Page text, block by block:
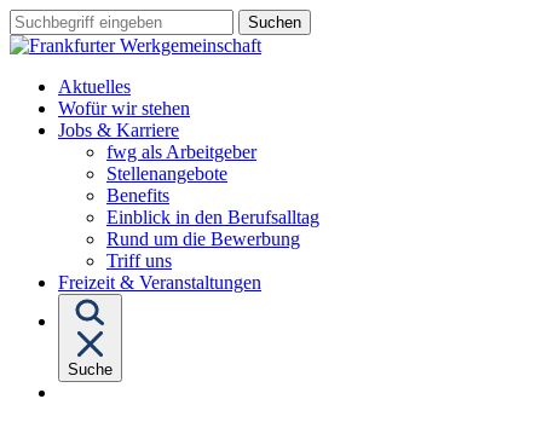
Sprungziel:
Zum
Sprungziel:
Zur
Sprungziel:
Zum
Suchbegriff
eingeben
Aktuelles
Wofür wir stehen
Jobs & KarriereUntermenü
von
"Jobs
&
fwg als Arbeitgeber
Stellenangebote
Benefits
Einblick in den Berufsalltag
Rund um die Bewerbung
Triff uns
Freizeit & Veranstaltungen
Suche